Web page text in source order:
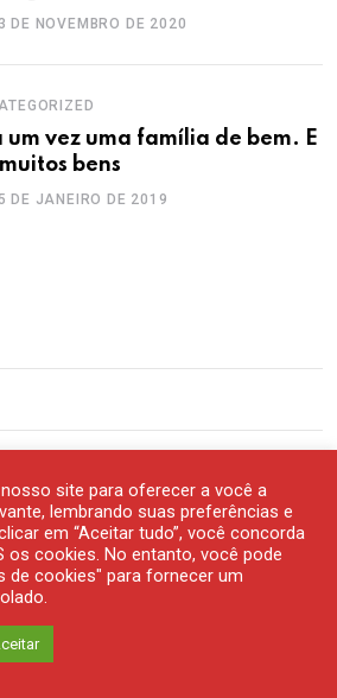
DE NOVEMBRO DE 2020
um vez uma família de bem. E
bens
DE JANEIRO DE 2019
site para oferecer a você a
lembrando suas preferências e
em “Aceitar tudo”, você concorda
os cookies. No entanto, você pode
de cookies" para fornecer um